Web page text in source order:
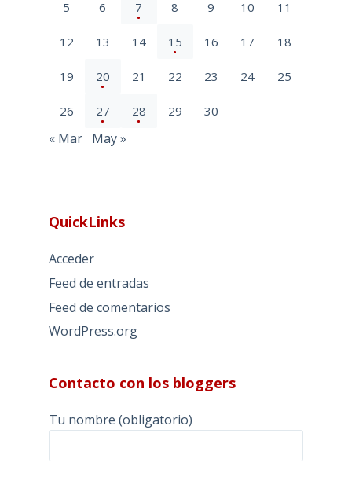
5 6 7 8 9 10 11
12 13 14 15 16 17 18
19 20 21 22 23 24 25
26 27 28 29 30
« Mar May »
QuickLinks
Acceder
Feed de entradas
Feed de comentarios
WordPress.org
Contacto con los bloggers
Tu nombre (obligatorio)